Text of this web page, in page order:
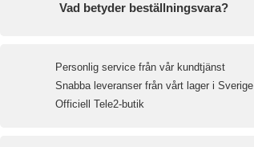
Vad betyder beställningsvara?
Personlig service från vår kundtjänst
Snabba leveranser från vårt lager i Sverige
Officiell Tele2-butik